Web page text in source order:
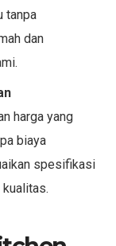
tanpa
dan
harga yang
biaya
spesifikasi